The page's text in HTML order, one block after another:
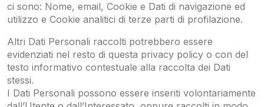
ci sono: Nome, email, Cookie e Dati di navigazione ed
utilizzo e Cookie analitici di terze parti di profilazione.
Altri Dati Personali raccolti potrebbero essere
evidenziati nel resto di questa privacy policy o con del
testo informativo contestuale alla raccolta dei Dati
stessi.
I Dati Personali possono essere inseriti volontariamente